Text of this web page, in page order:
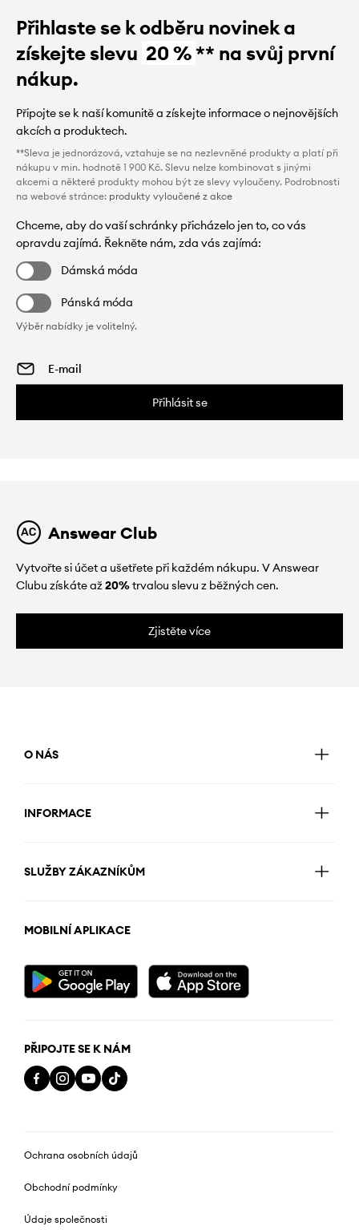
Přihlaste se k odběru novinek a
získejte slevu 20 %** na svůj první
nákup.
Připojte se k naší komunitě a získejte informace o nejnovějších
akcích a produktech.
**Sleva je jednorázová, vztahuje se na nezlevněné produkty a platí při
nákupu v min. hodnotě 1 900 Kč. Slevu nelze kombinovat s jinými
akcemi a některé produkty mohou být ze slevy vyloučeny. Podrobnosti
na webové stránce: produkty vyloučené z akce
Chceme, aby do vaší schránky přicházelo jen to, co vás
opravdu zajímá. Řekněte nám, zda vás zajímá:
Dámská móda
Pánská móda
Výběr nabídky je volitelný.
Přihlásit se
Answear Club
Vytvořte si účet a ušetřete při každém nákupu. V Answear
Clubu získáte až20%trvalou slevu z běžných cen.
Zjistěte více
O NÁS
INFORMACE
SLUŽBY ZÁKAZNÍKŮM
MOBILNÍ APLIKACE
PŘIPOJTE SE K NÁM
Ochrana osobních údajů
Obchodní podmínky
Údaje společnosti